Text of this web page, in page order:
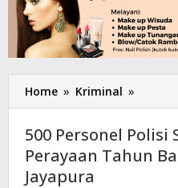
Home » Kriminal »
Polisi
Siap
500 Personel Polisi
Perayaan Tahun
Jayapura